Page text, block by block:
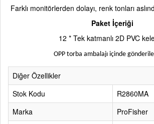
Farklı monitörlerden dolayı, renk tonları
Paket İçeriği
12 * Tek katmanlı 2D PVC
OPP torba ambalajı içinde
Diğer Özellikler
Stok Kodu
R2860MA
Marka
ProFisher